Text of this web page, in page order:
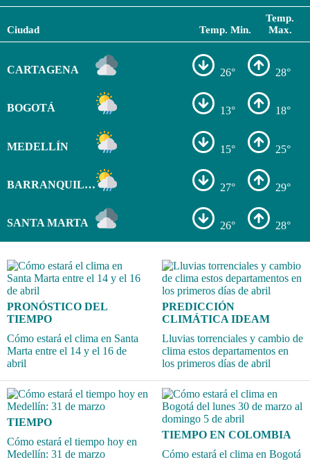
Ciudad Temp. Min.
Temp.
Max.
CARTAGENA 26° 28°
BOGOTÁ 13° 18°
MEDELLÍN 15° 25°
BARRANQUILLA 27° 29°
SANTA MARTA 26° 28°
PRONÓSTICO DEL
TIEMPO
Cómo estará el clima en Santa
Marta entre el 14 y el 16 de
abril
PREDICCIÓN
CLIMÁTICA IDEAM
Lluvias torrenciales y cambio de
clima estos departamentos en
los primeros días de abril
TIEMPO
Cómo estará el tiempo hoy en
Medellín: 31 de marzo
TIEMPO EN COLOMBIA
Cómo estará el clima en Bogotá